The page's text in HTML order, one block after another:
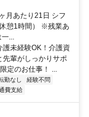
月あたり21日 シフ
憩1時間） ※残業あ
...
未経験OK！介護資
先輩がしっかりサポ
定のお仕事！ ...
勤なし
経験不問
費支給